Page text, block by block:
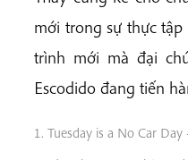
mới trong sự thực
trình mới mà đại
Escodido đang tiến
1. Tuesday is a No Car